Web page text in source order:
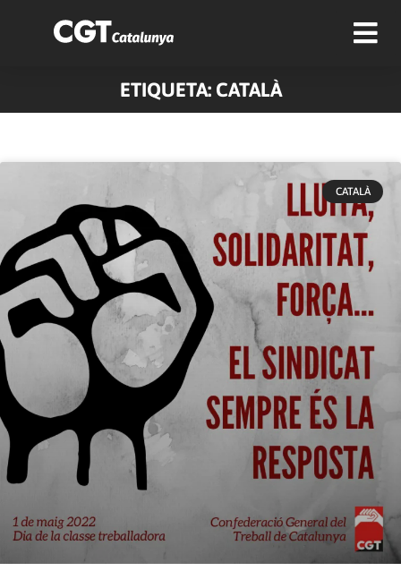
ETIQUETA: CATALÀ
CATALÀ